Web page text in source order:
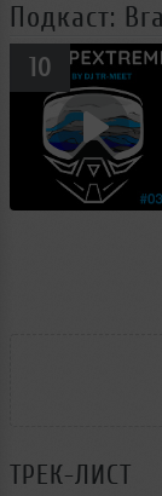
Подкаст:
10
ТРЕК-ЛИСТ